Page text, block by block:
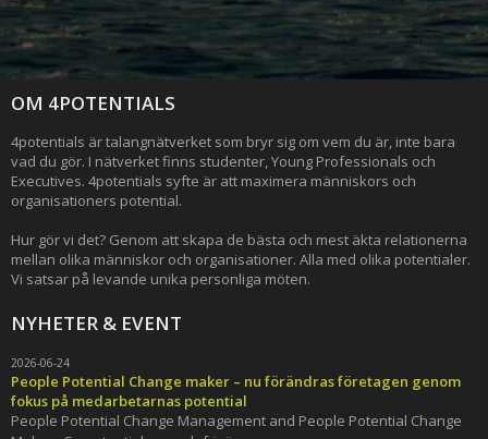
OM 4POTENTIALS
4potentials är talangnätverket som bryr sig om vem du är, inte bara
vad du gör. I nätverket finns studenter, Young Professionals och
Executives. 4potentials syfte är att maximera människors och
organisationers potential.
Hur gör vi det? Genom att skapa de bästa och mest äkta relationerna
mellan olika människor och organisationer. Alla med olika potentialer.
Vi satsar på levande unika personliga möten.
NYHETER & EVENT
2026-06-24
People Potential Change maker – nu förändras företagen genom
fokus på medarbetarnas potential
People Potential Change Management and People Potential Change